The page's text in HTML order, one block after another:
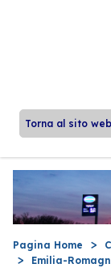
Torna al sito web
Pagina Home
Emilia-